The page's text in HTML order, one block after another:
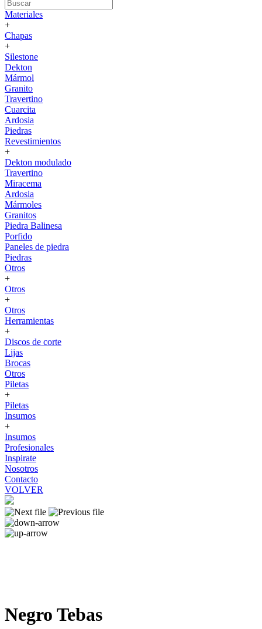
Materiales
+
Chapas
+
Silestone
Dekton
Mármol
Granito
Travertino
Cuarcita
Ardosia
Piedras
Revestimientos
+
Dekton modulado
Travertino
Miracema
Ardosia
Mármoles
Granitos
Piedra Balinesa
Porfido
Paneles de piedra
Piedras
Otros
+
Otros
+
Otros
Herramientas
+
Discos de corte
Lijas
Brocas
Otros
Piletas
+
Piletas
Insumos
+
Insumos
Profesionales
Inspirate
Nosotros
Contacto
VOLVER
Negro Tebas